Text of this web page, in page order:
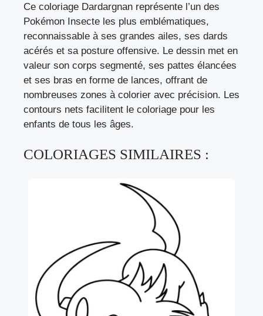
Ce coloriage Dardargnan représente l’un des
Pokémon Insecte les plus emblématiques,
reconnaissable à ses grandes ailes, ses dards
acérés et sa posture offensive. Le dessin met en
valeur son corps segmenté, ses pattes élancées
et ses bras en forme de lances, offrant de
nombreuses zones à colorier avec précision. Les
contours nets facilitent le coloriage pour les
enfants de tous les âges.
COLORIAGES SIMILAIRES :